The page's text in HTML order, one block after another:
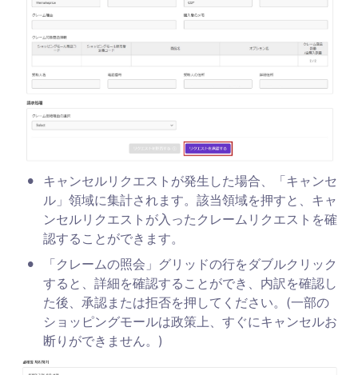
•
キャンセルリクエストが発生した場合、「キャンセ
ル」領域に集計されます。該当領域を押すと、キャ
ンセルリクエストが入ったクレームリクエストを確
認することができます。
•
「クレームの照会」グリッドの行をダブルクリック
すると、詳細を確認することができ、内訳を確認し
た後、承認または拒否を押してください。(一部の
ショッピングモールは政策上、すぐにキャンセルお
断りができません。)